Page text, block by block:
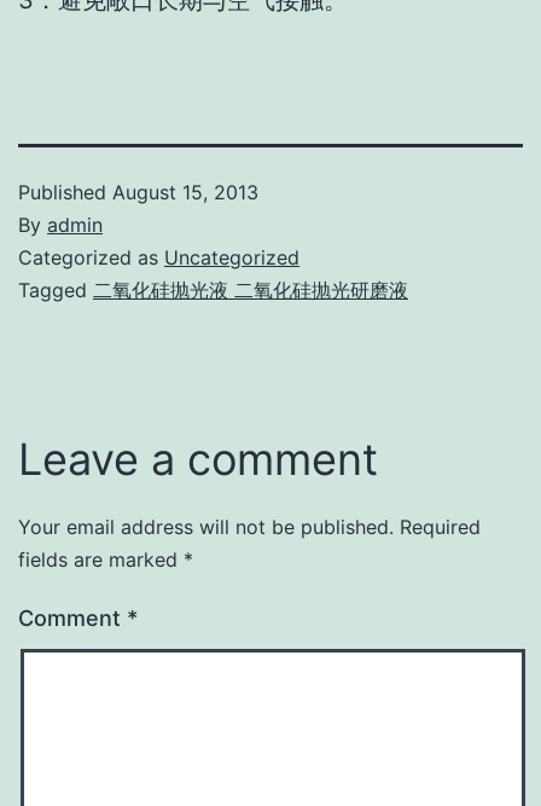
Published August 15, 2013
By admin
Categorized as Uncategorized
Tagged 二氧化硅抛光液 二氧化硅抛光研磨液
Leave a comment
Your email address will not be published. Required
fields are marked *
Comment *